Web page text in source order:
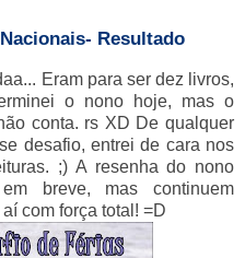
Resultado
Eram para ser dez livros,
o nono hoje, mas o
conta. rs XD De qualquer
desafio, entrei de cara nos
;) A resenha do nono
breve, mas continuem
com força total! =D